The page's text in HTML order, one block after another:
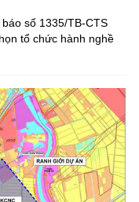
số 1335/TB-CTS
tổ chức hành nghề